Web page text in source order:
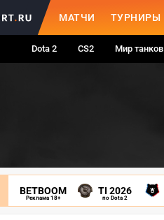
МАТЧИ ТУРНИРЫ
Dota 2 CS2 Мир танков
BETBOOM
Реклама 18+
TI 2026
по Dota 2